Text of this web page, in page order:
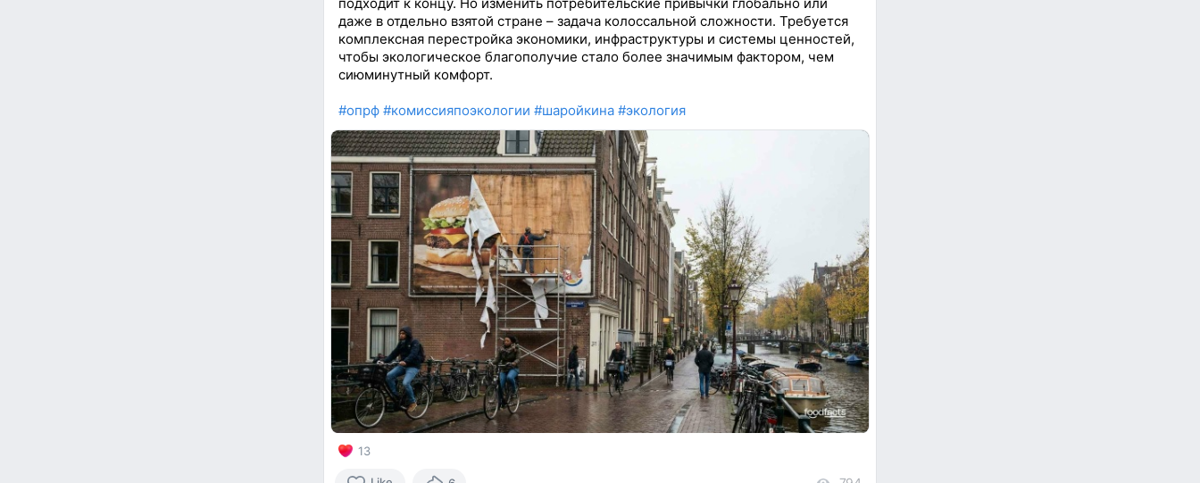
даже в отдельно взятой стране – задача колоссальной сложности. Требуется
комплексная перестройка экономики, инфраструктуры и системы ценностей,
чтобы экологическое благополучие стало более значимым фактором, чем
сиюминутный комфорт.
#опрф #комиссияпоэкологии #шаройкина #экология
13